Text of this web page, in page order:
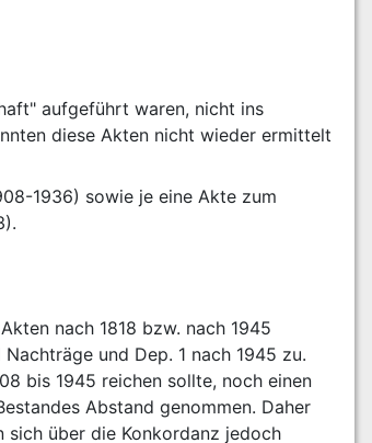
aufgeführt waren, nicht ins
diese Akten nicht wieder ermittelt
1936) sowie je eine Akte zum
nach 1818 bzw. nach 1945
und Dep. 1 nach 1945 zu.
bis 1945 reichen sollte, noch einen
Abstand genommen. Daher
sich über die Konkordanz jedoch